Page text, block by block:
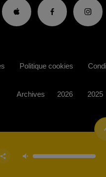
Politique cookies
Archives 2026 2025